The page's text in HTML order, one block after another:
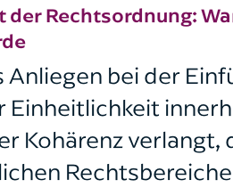
Rechtsordnung:
Anliegen bei der
Einheitlichkeit
Kohärenz verlangt,